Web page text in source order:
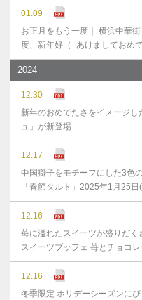
01.09
お正月をもう一度｜ 横浜中華
度、新年好（=あけましておめで
2024
12.30
新年のおめでたさをイメージ
ュ」が新登場
12.17
中国獅子をモチーフにした3色
「春節タルト」2025年1月25
12.16
苺に溢れたスイーツが盛りだく
スイーツブッフェ 苺とチョコ
12.16
冬季限定 ホリデーシーズンに